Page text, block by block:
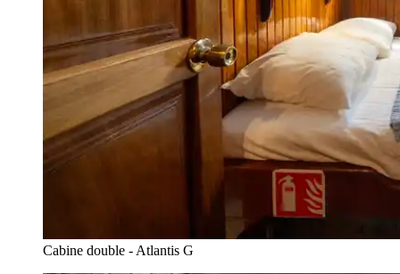
Cabine double - Atlantis G